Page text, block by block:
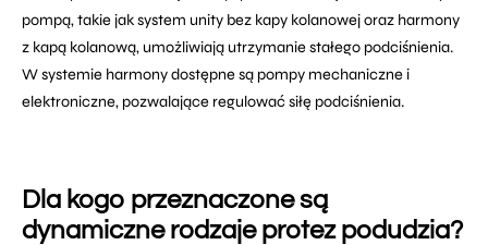
pompą, takie jak system unity bez kapy kolanowej oraz harmony
z kapą kolanową, umożliwiają utrzymanie stałego podciśnienia.
W systemie harmony dostępne są pompy mechaniczne i
elektroniczne, pozwalające regulować siłę podciśnienia.
Dla kogo przeznaczone są
dynamiczne rodzaje protez podudzia?